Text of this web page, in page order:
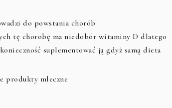
do powstania chorób
tę chorobę ma niedobór witaminy D dlatego
suplementować ją gdyż samą dieta
produkty mleczne